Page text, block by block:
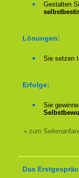
Gestalten
Lösungen:
Sie setzen
Erfolge:
Sie
» zum
Das